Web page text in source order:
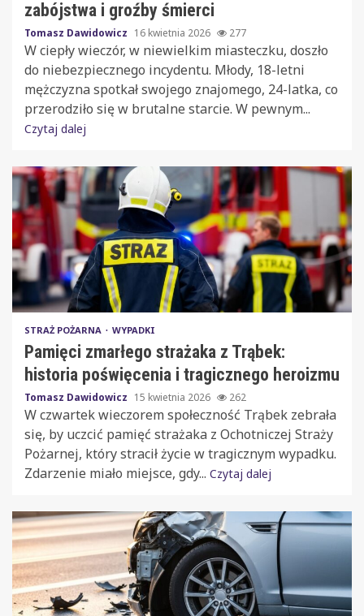
zabójstwa i groźby śmierci
Tomasz Dawidowicz 16 kwietnia 2026 277
W ciepły wieczór, w niewielkim miasteczku, doszło
do niebezpiecznego incydentu. Młody, 18-letni
mężczyzna spotkał swojego znajomego, 24-latka, co
przerodziło się w brutalne starcie. W pewnym...
Czytaj dalej
STRAŻ POŻARNA WYPADKI
Pamięci zmarłego strażaka z Trąbek:
historia poświęcenia i tragicznego heroizmu
Tomasz Dawidowicz 15 kwietnia 2026 262
W czwartek wieczorem społeczność Trąbek zebrała
się, by uczcić pamięć strażaka z Ochotniczej Straży
Pożarnej, który stracił życie w tragicznym wypadku.
Zdarzenie miało miejsce, gdy... Czytaj dalej